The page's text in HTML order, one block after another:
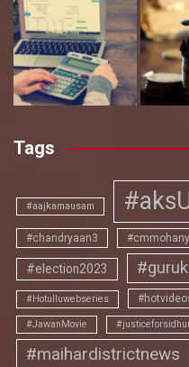
Tags
#aajkamausam
#chandryaan3
#election2023
#Hotulluwebseries
#JawanMovie
#maihardistrictnews